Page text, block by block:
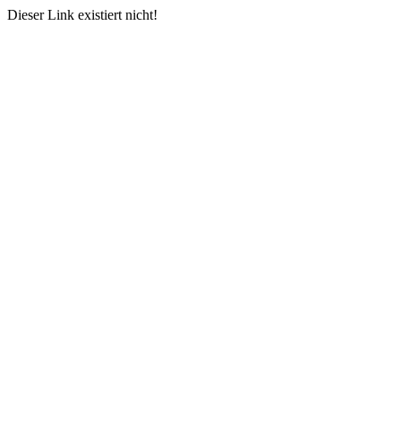
Dieser Link existiert nicht!